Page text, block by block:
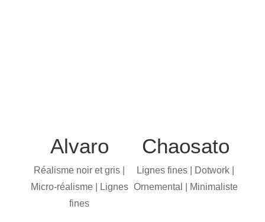
Alvaro
Réalisme noir et gris |
Micro-réalisme | Lignes
fines
Chaosato
Lignes fines | Dotwork |
Ornemental | Minimaliste